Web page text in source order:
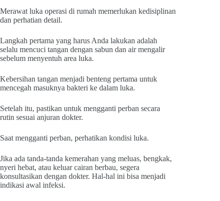
Merawat luka operasi di rumah memerlukan kedisiplinan
dan perhatian detail.
Langkah pertama yang harus Anda lakukan adalah
selalu mencuci tangan dengan sabun dan air mengalir
sebelum menyentuh area luka.
Kebersihan tangan menjadi benteng pertama untuk
mencegah masuknya bakteri ke dalam luka.
Setelah itu, pastikan untuk mengganti perban secara
rutin sesuai anjuran dokter.
Saat mengganti perban, perhatikan kondisi luka.
Jika ada tanda-tanda kemerahan yang meluas, bengkak,
nyeri hebat, atau keluar cairan berbau, segera
konsultasikan dengan dokter. Hal-hal ini bisa menjadi
indikasi awal infeksi.